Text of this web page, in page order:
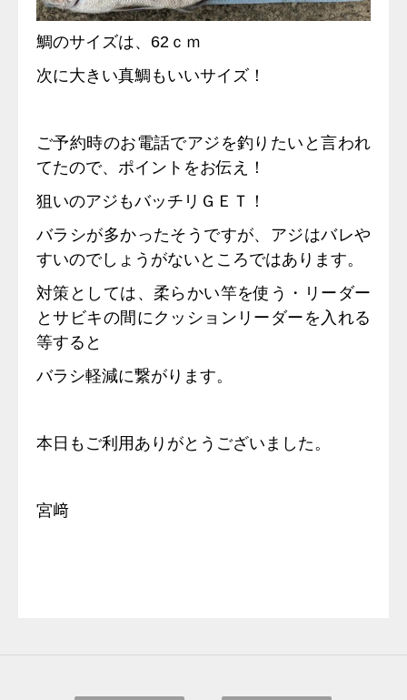
鯛のサイズは、62ｃｍ
次に大きい真鯛もいいサイズ！
ご予約時のお電話でアジを釣りたいと言われ
てたので、ポイントをお伝え！
狙いのアジもバッチリＧＥＴ！
バラシが多かったそうですが、アジはバレや
すいのでしょうがないところではあります。
対策としては、柔らかい竿を使う・リーダー
とサビキの間にクッションリーダーを入れる
等すると
バラシ軽減に繋がります。
本日もご利用ありがとうございました。
宮﨑